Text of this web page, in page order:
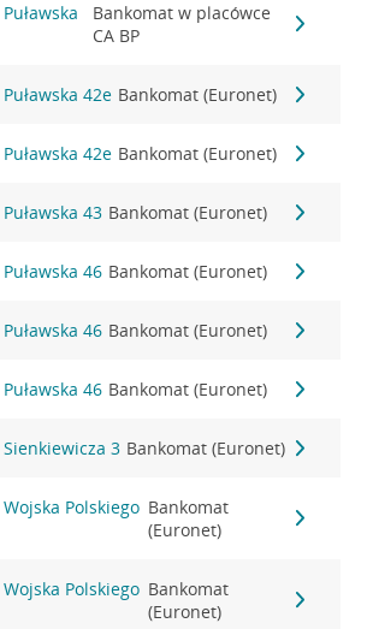
Bankomat w placówce
CA BP
42e Bankomat (Euronet)
42e Bankomat (Euronet)
43 Bankomat (Euronet)
46 Bankomat (Euronet)
46 Bankomat (Euronet)
46 Bankomat (Euronet)
3 Bankomat (Euronet)
Polskiego Bankomat
(Euronet)
Polskiego Bankomat
(Euronet)